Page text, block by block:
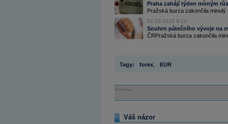
Praha zahájí týden mírným
Pražská burza zakončila
02.03.2015 9:13
Souhrn pátečního vývoje na
ČRPražská burza zakončila
Tagy: forex EUR
Reklama
Váš názor